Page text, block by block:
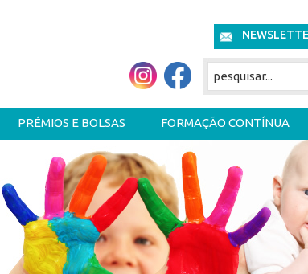
PRÉMIOS E BOLSAS FORMAÇÃO CONTÍNUA